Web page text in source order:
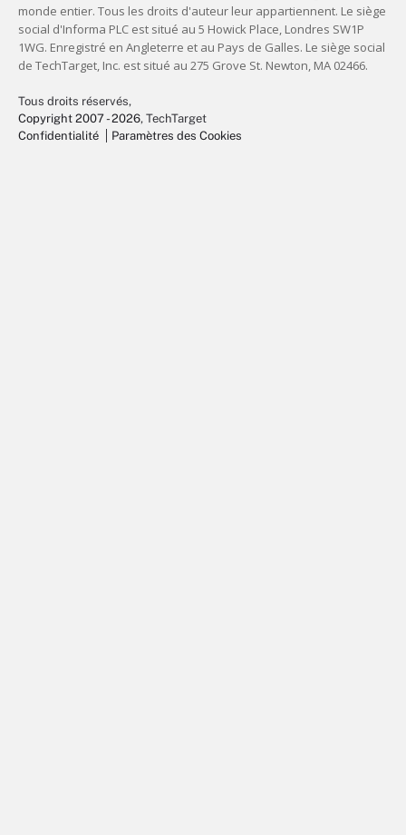
Tous droits réservés,
Copyright 2007 - 2026, TechTarget
Confidentialité
Paramètres des Cookies